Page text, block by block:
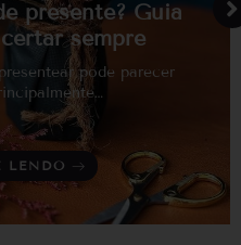
presente? Guia
sempre
pode parecer
LENDO